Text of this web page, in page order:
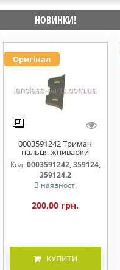
НОВИНКИ!
Оригінал
0003591242 Тримач
пальця жниварки
Код:0003591242, 359124,
359124.2
В наявності
200,00 грн.
КУПИТИ